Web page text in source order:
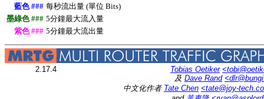
藍色 ### 每秒流出量 (單位 Bits)
墨綠色 ### 5分鐘最大流入量
紫色 ### 5分鐘最大流出量
2.17.4 Tobias Oetiker
及 Dave Rand
中文化作者 Tate Chen <tate@joy-